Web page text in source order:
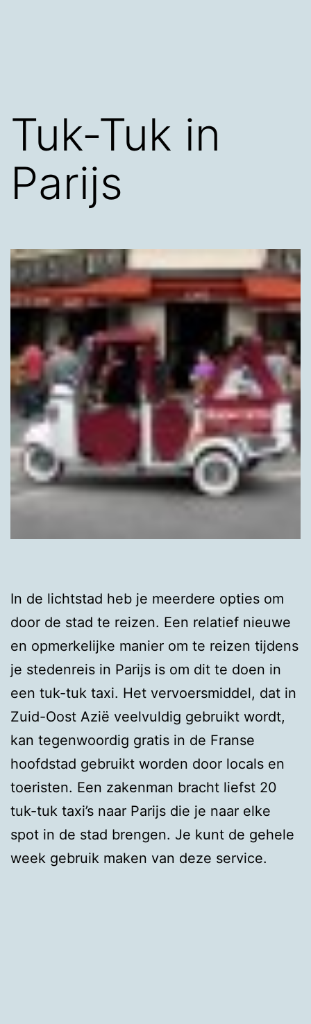
Tuk-Tuk in
Parijs
In de lichtstad heb je meerdere opties om
door de stad te reizen. Een relatief nieuwe
en opmerkelijke manier om te reizen tijdens
je stedenreis in Parijs is om dit te doen in
een tuk-tuk taxi. Het vervoersmiddel, dat in
Zuid-Oost Azië veelvuldig gebruikt wordt,
kan tegenwoordig gratis in de Franse
hoofdstad gebruikt worden door locals en
toeristen. Een zakenman bracht liefst 20
tuk-tuk taxi’s naar Parijs die je naar elke
spot in de stad brengen. Je kunt de gehele
week gebruik maken van deze service.